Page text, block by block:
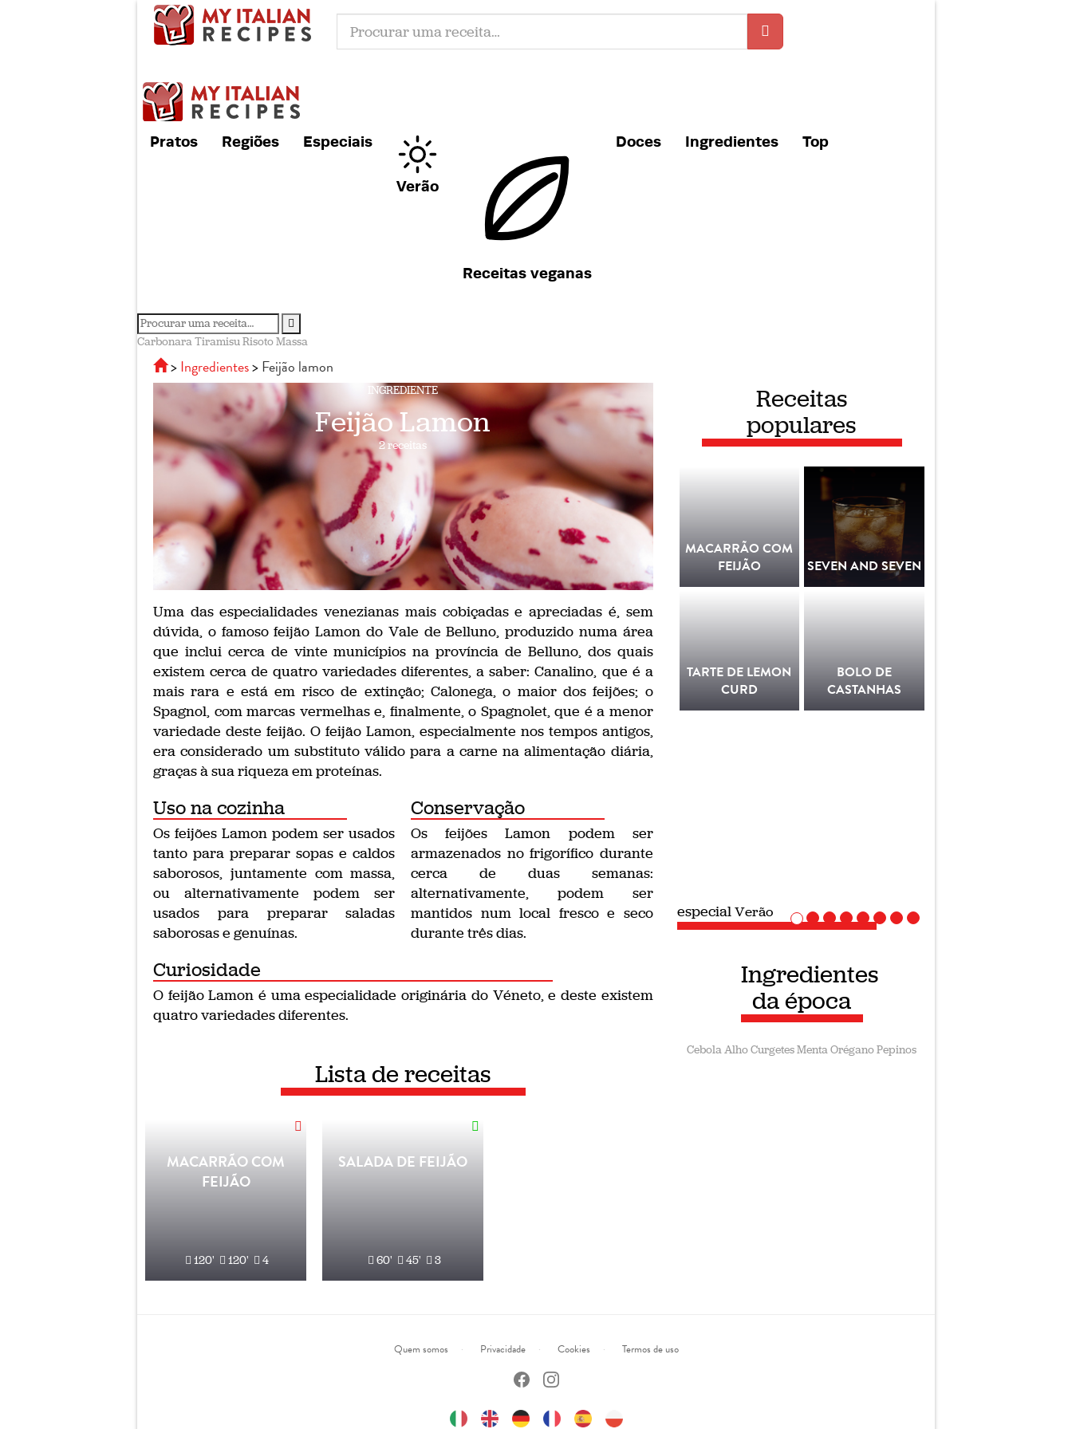
Pratos Regiões Especiais
Verão
Receitas veganas
Doces Ingredientes Top
CarbonaraTiramisuRisotoMassa
Ingredientes Feijão lamon
INGREDIENTE
Feijão Lamon
2 receitas
Uma das especialidades venezianas mais cobiçadas e apreciadas é, sem
dúvida, o famoso feijão Lamon do Vale de Belluno, produzido numa área
que inclui cerca de vinte municípios na província de Belluno, dos quais
existem cerca de quatro variedades diferentes, a saber: Canalino, que é a
mais rara e está em risco de extinção; Calonega, o maior dos feijões; o
Spagnol, com marcas vermelhas e, finalmente, o Spagnolet, que é a menor
variedade deste feijão. O feijão Lamon, especialmente nos tempos antigos,
era considerado um substituto válido para a carne na alimentação diária,
graças à sua riqueza em proteínas.
Uso na cozinha
Os feijões Lamon podem ser usados
tanto para preparar sopas e caldos
saborosos, juntamente com massa,
ou alternativamente podem ser
usados para preparar saladas
saborosas e genuínas.
Conservação
Os feijões Lamon podem ser
armazenados no frigorífico durante
cerca de duas semanas:
alternativamente, podem ser
mantidos num local fresco e seco
durante três dias.
Curiosidade
O feijão Lamon é uma especialidade originária do Véneto, e deste existem
quatro variedades diferentes.
Lista de receitas
MACARRÃO COM
FEIJÃO
120' 120' 4
SALADA DE FEIJÃO
60' 45' 3
Receitas
populares
MACARRÃO COM
FEIJÃO
SEVEN AND SEVEN
TARTE DE LEMON
CURD
BOLO DE
CASTANHAS
especialVerão
Ingredientes
da época
CebolaAlhoCurgetesMentaOréganoPepinos
Quem somos Privacidade Cookies Termos de uso